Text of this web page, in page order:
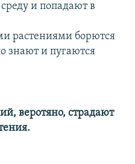
и попадают в
растениями борются
знают и пугаются
веротяно, страдают